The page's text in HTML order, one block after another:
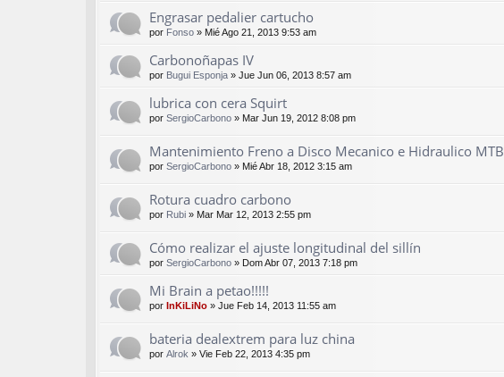
Engrasar pedalier cartucho
por Fonso » Mié Ago 21, 2013 9:53 am
Carbonoñapas IV
por Bugui Esponja » Jue Jun 06, 2013 8:57 am
lubrica con cera Squirt
por SergioCarbono » Mar Jun 19, 2012 8:08 pm
Mantenimiento Freno a Disco Mecanico e Hidraulico MTB
por SergioCarbono » Mié Abr 18, 2012 3:15 am
Rotura cuadro carbono
por Rubi » Mar Mar 12, 2013 2:55 pm
Cómo realizar el ajuste longitudinal del sillín
por SergioCarbono » Dom Abr 07, 2013 7:18 pm
Mi Brain a petao!!!!!
por InKiLiNo » Jue Feb 14, 2013 11:55 am
bateria dealextrem para luz china
por Alrok » Vie Feb 22, 2013 4:35 pm